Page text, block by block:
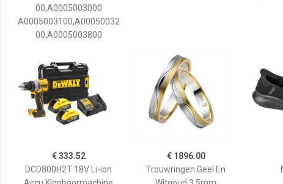
00,A0005003000
A0005003100,A00050032
00,A0005003800
€ 333.52
DCD800H2T 18V Li-ion
€ 1896.00
Trouwringen Geel En